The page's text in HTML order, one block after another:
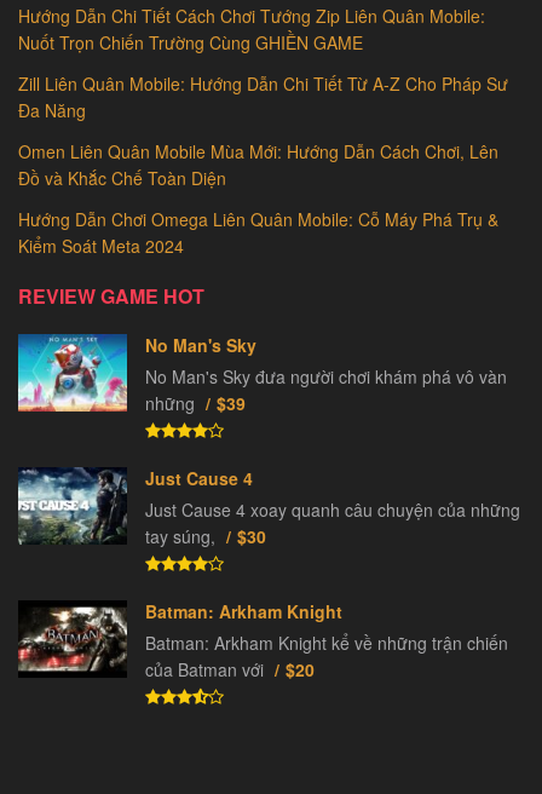
Hướng Dẫn Chi Tiết Cách Chơi Tướng Zip Liên Quân Mobile:
Nuốt Trọn Chiến Trường Cùng GHIỀN GAME
Zill Liên Quân Mobile: Hướng Dẫn Chi Tiết Từ A-Z Cho Pháp Sư
Đa Năng
Omen Liên Quân Mobile Mùa Mới: Hướng Dẫn Cách Chơi, Lên
Đồ và Khắc Chế Toàn Diện
Hướng Dẫn Chơi Omega Liên Quân Mobile: Cỗ Máy Phá Trụ &
Kiểm Soát Meta 2024
REVIEW GAME HOT
No Man's Sky
No Man's Sky đưa người chơi khám phá vô vàn
những
$39
Just Cause 4
Just Cause 4 xoay quanh câu chuyện của những
tay súng,
$30
Batman: Arkham Knight
Batman: Arkham Knight kể về những trận chiến
của Batman với
$20